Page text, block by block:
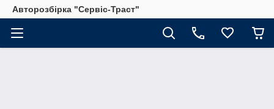
Авторозбірка "Сервіс-Траст"